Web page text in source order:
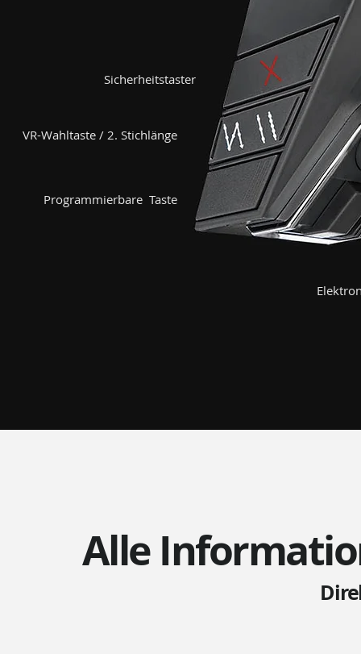
VR-Wahltaste / 2. Stichlänge
Programmierbare Taste
Sicherheitstaster
Alle